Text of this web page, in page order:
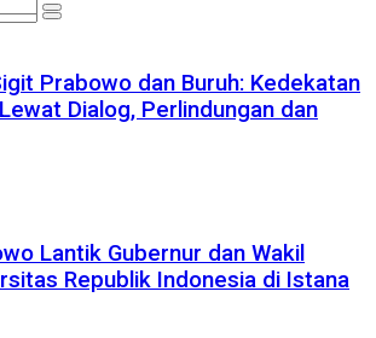
Prabowo dan Buruh: Kedekatan
Dialog, Perlindungan dan
Lantik Gubernur dan Wakil
Republik Indonesia di Istana